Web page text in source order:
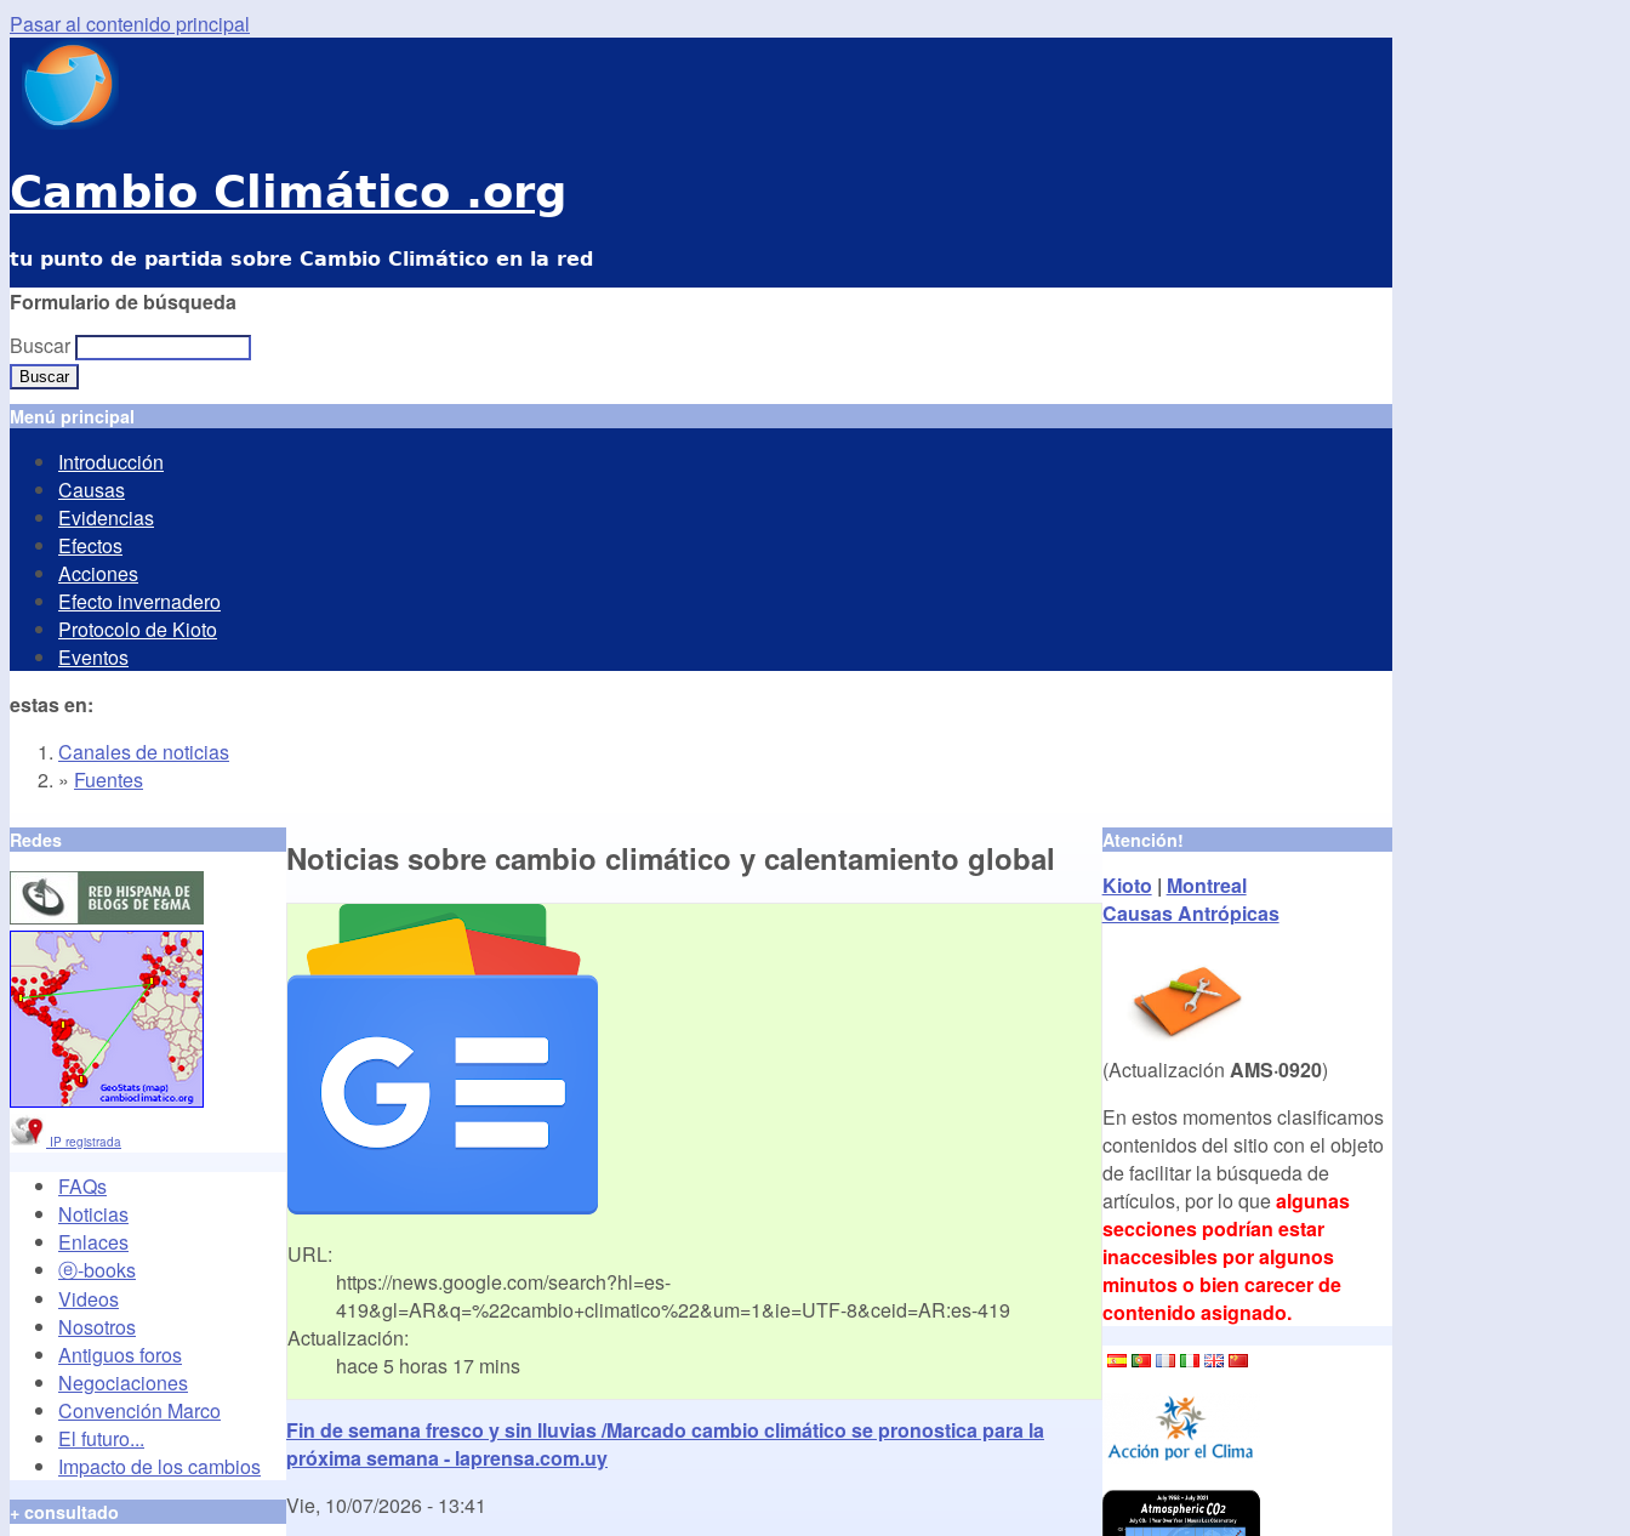
Pasar al contenido principal
Cambio Climático .org
tu punto de partida sobre Cambio Climático en la red
Formulario de búsqueda
Buscar
Menú principal
Introducción
Causas
Evidencias
Efectos
Acciones
Efecto invernadero
Protocolo de Kioto
Eventos
estas en:
Canales de noticias
» Fuentes
Noticias sobre cambio climático y calentamiento global
URL:
https://news.google.com/search?hl=es-
419&gl=AR&q=%22cambio+climatico%22&um=1&ie=UTF-8&ceid=AR:es-419
Actualización:
hace 5 horas 17 mins
Fin de semana fresco y sin lluvias /Marcado cambio climático se pronostica para la
próxima semana - laprensa.com.uy
Vie, 10/07/2026 - 13:41
Redes
IP registrada
FAQs
Noticias
Enlaces
ⓔ-books
Videos
Nosotros
Antiguos foros
Negociaciones
Convención Marco
El futuro...
Impacto de los cambios
+ consultado
Atención!
Kioto | Montreal
Causas Antrópicas
(Actualización AMS·0920)
En estos momentos clasificamos
contenidos del sitio con el objeto
de facilitar la búsqueda de
artículos, por lo quealgunas
secciones podrían estar
inaccesibles por algunos
minutos o bien carecer de
contenido asignado.